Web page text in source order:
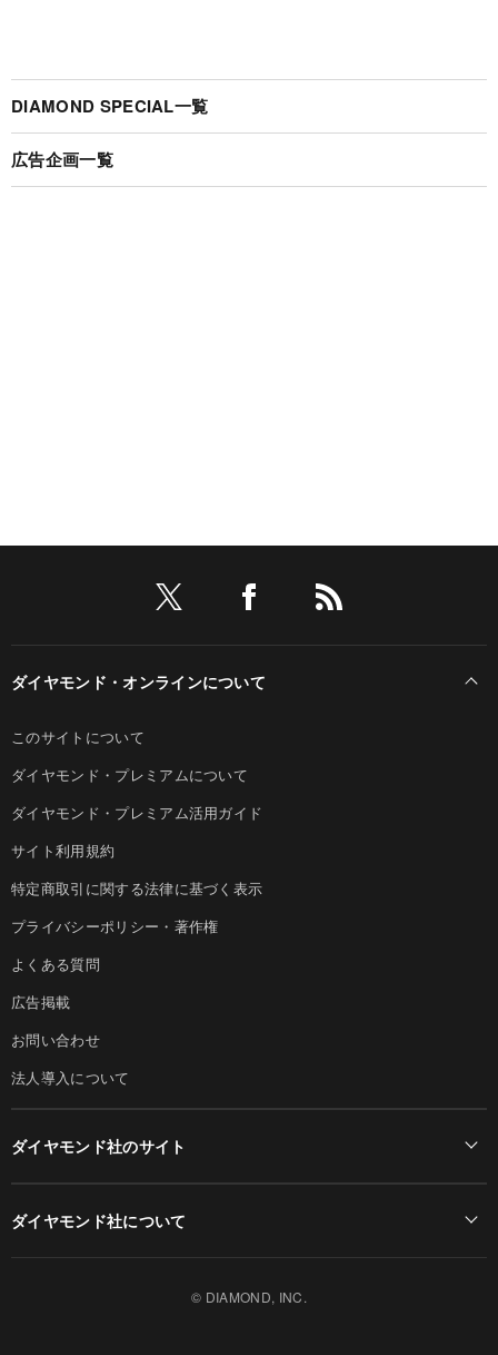
DIAMOND SPECIAL一覧
広告企画一覧
ダイヤモンド・オンラインについて
このサイトについて
ダイヤモンド・プレミアムについて
ダイヤモンド・プレミアム活用ガイド
サイト利用規約
特定商取引に関する法律に基づく表示
プライバシーポリシー・著作権
よくある質問
広告掲載
お問い合わせ
法人導入について
ダイヤモンド社のサイト
ダイヤモンド社について
© DIAMOND, INC.